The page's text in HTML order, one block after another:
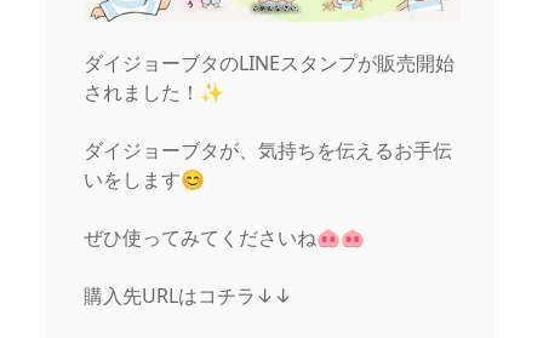
ダイジョーブタのLINEスタンプが販売開始
されました！✨
ダイジョーブタが、気持ちを伝えるお手伝
いをします😊
ぜひ使ってみてくださいね🐽🐽
購入先URLはコチラ↓↓